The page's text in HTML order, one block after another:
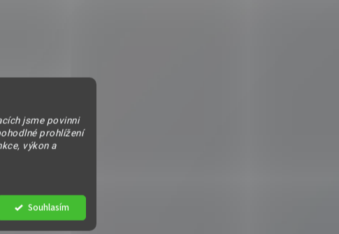
jsme povinni
prohlížení
výkon a
Souhlasím